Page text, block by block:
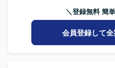
経験を積むことができます。 【開発環境】 Active Directory
/ Entra ID、Microsoft365、
/ VPN、PCキッティング、
EDR、ゼロタッチデプロイメ
イズ向けミドルウェアや、
ールを実務で活用しながらス
複数のOSや各種ミドルウェア
要素に触れることで、インフ
力】 自動運転という先端領域
ことで、映像解析や映像伝達
見を深めていただけます。今
ステムの品質向上に直接貢献
＼登録無料 簡
会員登録して